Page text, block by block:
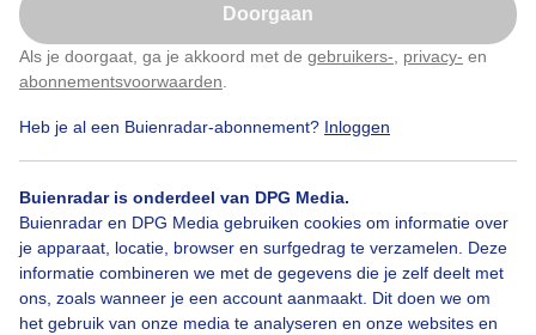
Doorgaan
Als je doorgaat, ga je akkoord met de gebruikers- privacy- en
abonnementsvoorwaarden
Heb je al een Buienradar-abonnement? Inloggen
Buienradar is onderdeel van DPG Media.
Buienradar en DPG Media gebruiken cookies om informatie over
je apparaat, locatie, browser en surfgedrag te verzamelen. Deze
informatie combineren we met de gegevens die je zelf deelt met
ons, zoals wanneer je een account aanmaakt. Dit doen we om
het gebruik van onze media te analyseren en onze websites en
Bekijk slideshow
Klik hierom dit aan te passen